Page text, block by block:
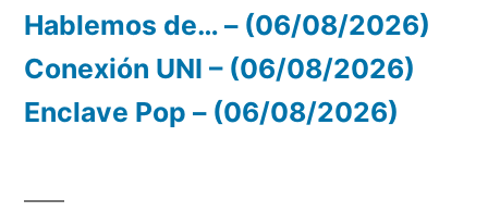
Hablemos de… – (06/08/2026)
Conexión UNI – (06/08/2026)
Enclave Pop – (06/08/2026)